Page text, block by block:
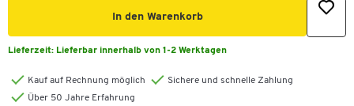
In den Warenkorb
Lieferzeit: Lieferbar innerhalb von 1-2 Werktagen
Kauf auf Rechnung möglich
Sichere und schnelle Zahlung
Über 50 Jahre Erfahrung